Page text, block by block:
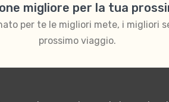
migliore per la tua
per te le migliori mete, i migliori
prossimo viaggio.